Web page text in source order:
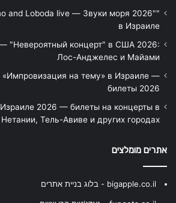
and Loboda live — Звуки моря 2026"
в Израиле
"Невероятный концерт" в США 2026:
Лос-Анджелес и Майами
на тему» в Израиле —
билеты 2026
2026 — билеты на концерты в
Тель-Авиве и других городах
אתרים מומלצים
bigapple.co.il - בלוג בניית אתרים